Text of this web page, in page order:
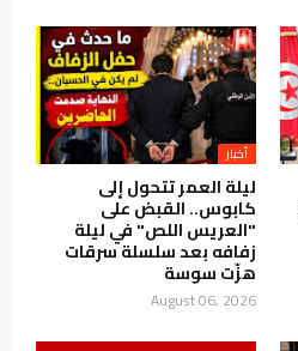
أخبار
ليلة العمر تتحول إلى
كابوس.. القبض على
"العريس اللص" في ليلة
زفافه بعد سلسلة سرقات
هزّت سوسة
August 06, 2026